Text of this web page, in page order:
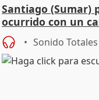
Santiago (Sumar)
ocurrido con un
Sonido Totales